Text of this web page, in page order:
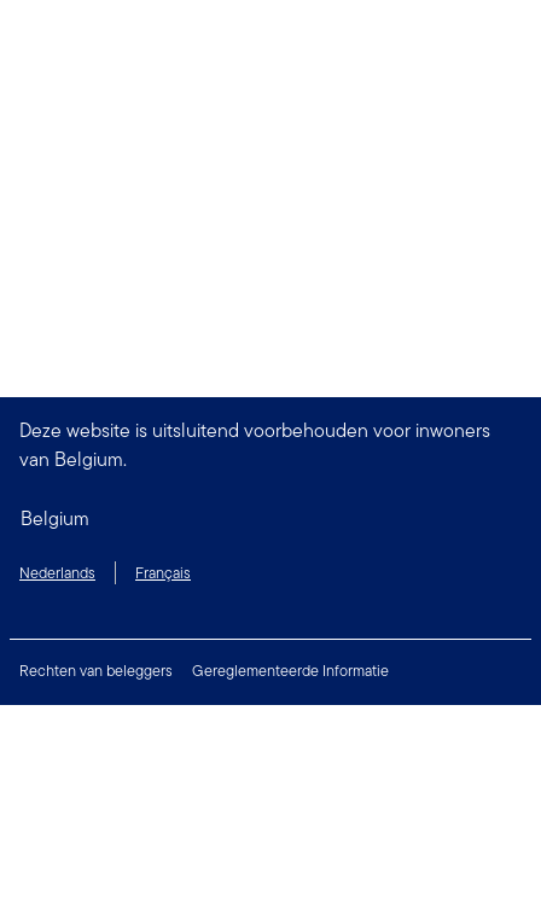
Deze website is uitsluitend voorbehouden voor inwoners
van Belgium.
Belgium
Nederlands Français
Rechten van beleggers
Gereglementeerde Informatie
Digitale toegankelijkheid
Juridische Waarschuwing